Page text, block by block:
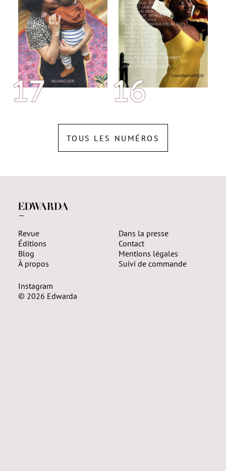
17 16
TOUS LES NUMÉROS
—
Revue
Éditions
Blog
À propos
Dans la presse
Contact
Mentions légales
Suivi de commande
Instagram
© 2026 Edwarda